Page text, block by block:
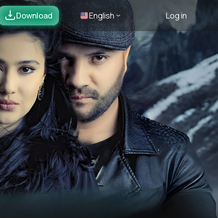
Download English Log in